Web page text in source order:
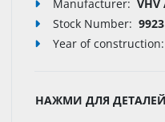
Manufacturer: VHV
Stock Number: 9923
Year of construction:
НАЖМИ ДЛЯ ДЕТАЛЕЙ